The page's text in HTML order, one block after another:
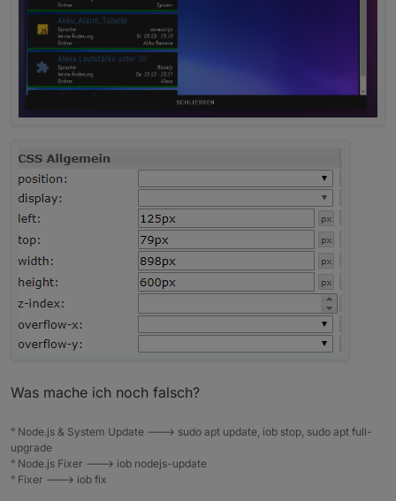
Was mache ich noch falsch?
° Node.js & System Update ---> sudo apt update, iob stop, sudo apt full-
upgrade
° Node.js Fixer ---> iob nodejs-update
° Fixer ---> iob fix